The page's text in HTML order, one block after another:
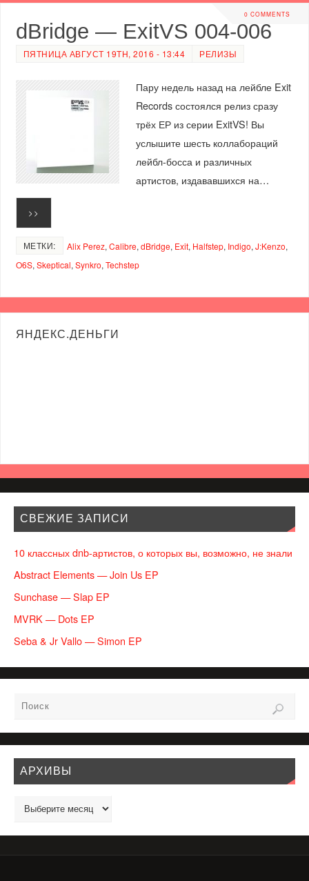
0 COMMENTS
dBridge — ExitVS 004-006
ПЯТНИЦА АВГУСТ 19TH, 2016 - 13:44 РЕЛИЗЫ
Пару недель назад на лейбле Exit
Records состоялся релиз сразу
трёх ЕР из серии ExitVS! Вы
услышите шесть коллабораций
лейбл-босса и различных
артистов, издававшихся на…
>>
МЕТКИ: Alix Perez, Calibre, dBridge, Exit, Halfstep, Indigo, J:Kenzo,
O6S, Skeptical, Synkro, Techstep
ЯНДЕКС.ДЕНЬГИ
СВЕЖИЕ ЗАПИСИ
10 классных dnb-артистов, о которых вы, возможно, не знали
Abstract Elements — Join Us EP
Sunchase — Slap EP
MVRK — Dots EP
Seba & Jr Vallo — Simon EP
АРХИВЫ